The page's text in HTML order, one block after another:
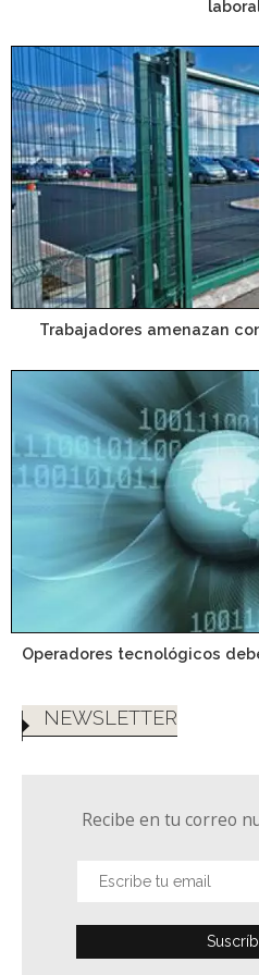
Trabajadores amenazan
Operadores tecnológicos
NEWSLETTER
Recibe en tu correo